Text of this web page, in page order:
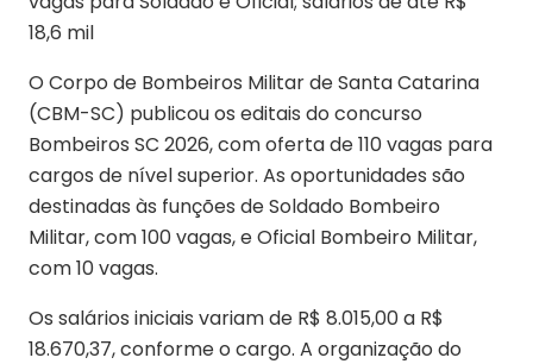
18,6 mil
O Corpo de Bombeiros Militar de Santa Catarina
(CBM-SC) publicou os editais do concurso
Bombeiros SC 2026, com oferta de 110 vagas para
cargos de nível superior. As oportunidades são
destinadas às funções de Soldado Bombeiro
Militar, com 100 vagas, e Oficial Bombeiro Militar,
com 10 vagas.
Os salários iniciais variam de R$ 8.015,00 a R$
18.670,37, conforme o cargo. A organização do